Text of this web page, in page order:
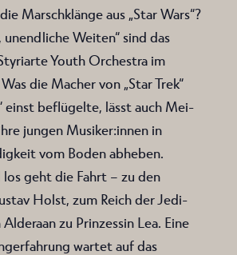
Marschklänge aus „Star Wars“?
unendliche Weiten“ sind das
Youth Orchestra im
die Macher von „Star Trek“
einst beflügelte, lässt auch Mei-
jungen Musiker:innen in
vom Boden abheben.
los geht die Fahrt – zu den
Holst, zum Reich der Jedi-
zu Prinzessin Lea. Eine
wartet auf das